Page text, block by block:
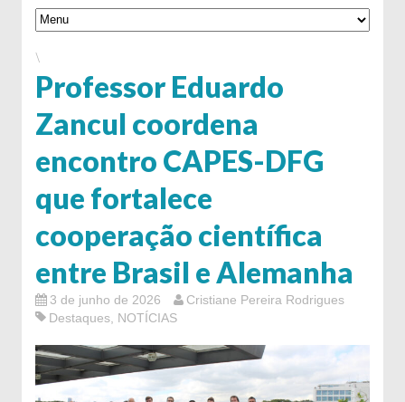
\
Professor Eduardo
Zancul coordena
encontro CAPES-DFG
que fortalece
cooperação científica
entre Brasil e Alemanha
3 de junho de 2026
Cristiane Pereira Rodrigues
Destaques NOTÍCIAS